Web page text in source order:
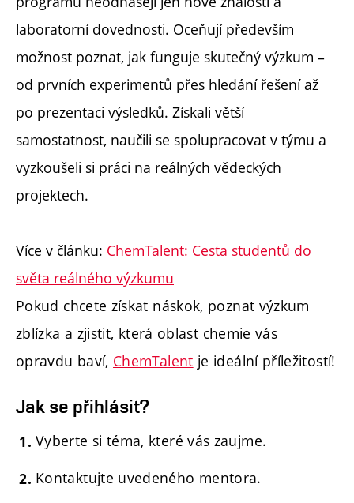
laboratorní dovednosti. Oceňují především
možnost poznat, jak funguje skutečný výzkum –
od prvních experimentů přes hledání řešení až
po prezentaci výsledků. Získali větší
samostatnost, naučili se spolupracovat v týmu a
vyzkoušeli si práci na reálných vědeckých
projektech.
Více v článku: ChemTalent: Cesta studentů do
světa reálného výzkumu
Pokud chcete získat náskok, poznat výzkum
zblízka a zjistit, která oblast chemie vás
opravdu baví, ChemTalent je ideální příležitostí!
Jak se přihlásit?
Vyberte si téma, které vás zaujme.
Kontaktujte uvedeného mentora.